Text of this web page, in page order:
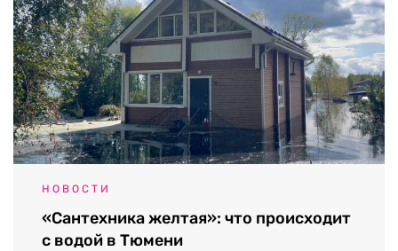
НОВОСТИ
«Сантехника желтая»: что происходит
с водой в Тюмени